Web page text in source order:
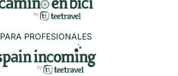
PARA PROFESIONALES